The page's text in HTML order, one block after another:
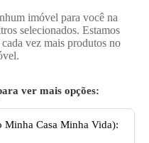
imóvel para você na
selecionados. Estamos
vez mais produtos no
ver mais opções:
Minha Casa Minha Vida):